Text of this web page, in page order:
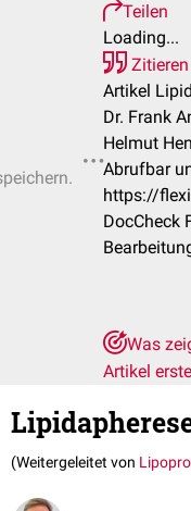
Teilen
Loading...
Zitieren
Artikel
Dr. Frank
Helmut
Abrufbar
https://
DocCheck
Was
Artikel
(Weitergeleitet von